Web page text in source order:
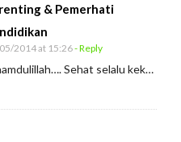
& Pemerhati
2014 at 15:26- Reply
Sehat selalu kek…